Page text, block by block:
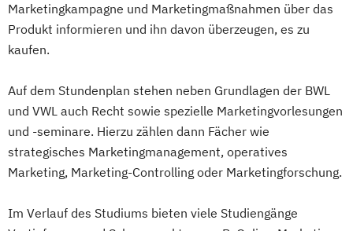
Marketingkampagne und Marketingmaßnahmen über das
Produkt informieren und ihn davon überzeugen, es zu
kaufen.
Auf dem Stundenplan stehen neben Grundlagen der BWL
und VWL auch Recht sowie spezielle Marketingvorlesungen
und -seminare. Hierzu zählen dann Fächer wie
strategisches Marketingmanagement, operatives
Marketing, Marketing-Controlling oder Marketingforschung.
Im Verlauf des Studiums bieten viele Studiengänge